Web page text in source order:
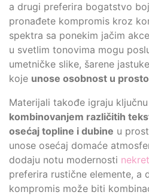
a drugi preferira bogatstvo
pronađete kompromis kroz
spektra sa ponekim jačim
u svetlim tonovima mogu
umetničke slike, šarene
koje unose osobnost u
Materijali takođe igraju
kombinovanjem različitih
osećaj topline i dubine u
unose osećaj domaće
dodaju notu modernosti
preferira rustične elemente, a
kompromis može biti